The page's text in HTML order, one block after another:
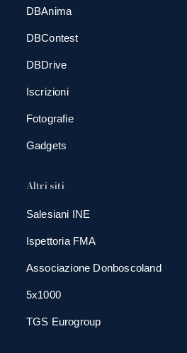
DBAnima
DBContest
DBDrive
Iscrizioni
Fotografie
Gadgets
Altri siti
Salesiani INE
Ispettoria FMA
Associazione Donboscoland
5x1000
TGS Eurogroup